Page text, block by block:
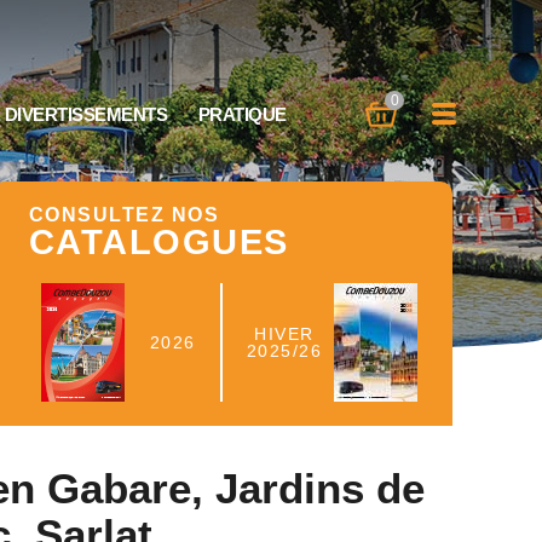
0
PRATIQUE
CONSULTEZ NOS
CATALOGUES
2026
HIVER
2025/26
Gabare, Jardins de
×
×
×